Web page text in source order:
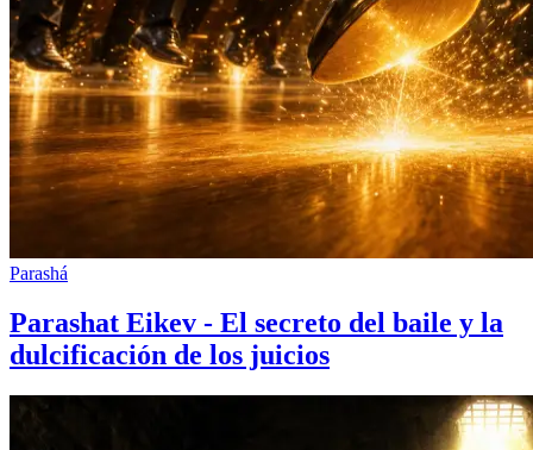
Parashá
Parashat Eikev - El secreto del baile y la
dulcificación de los juicios